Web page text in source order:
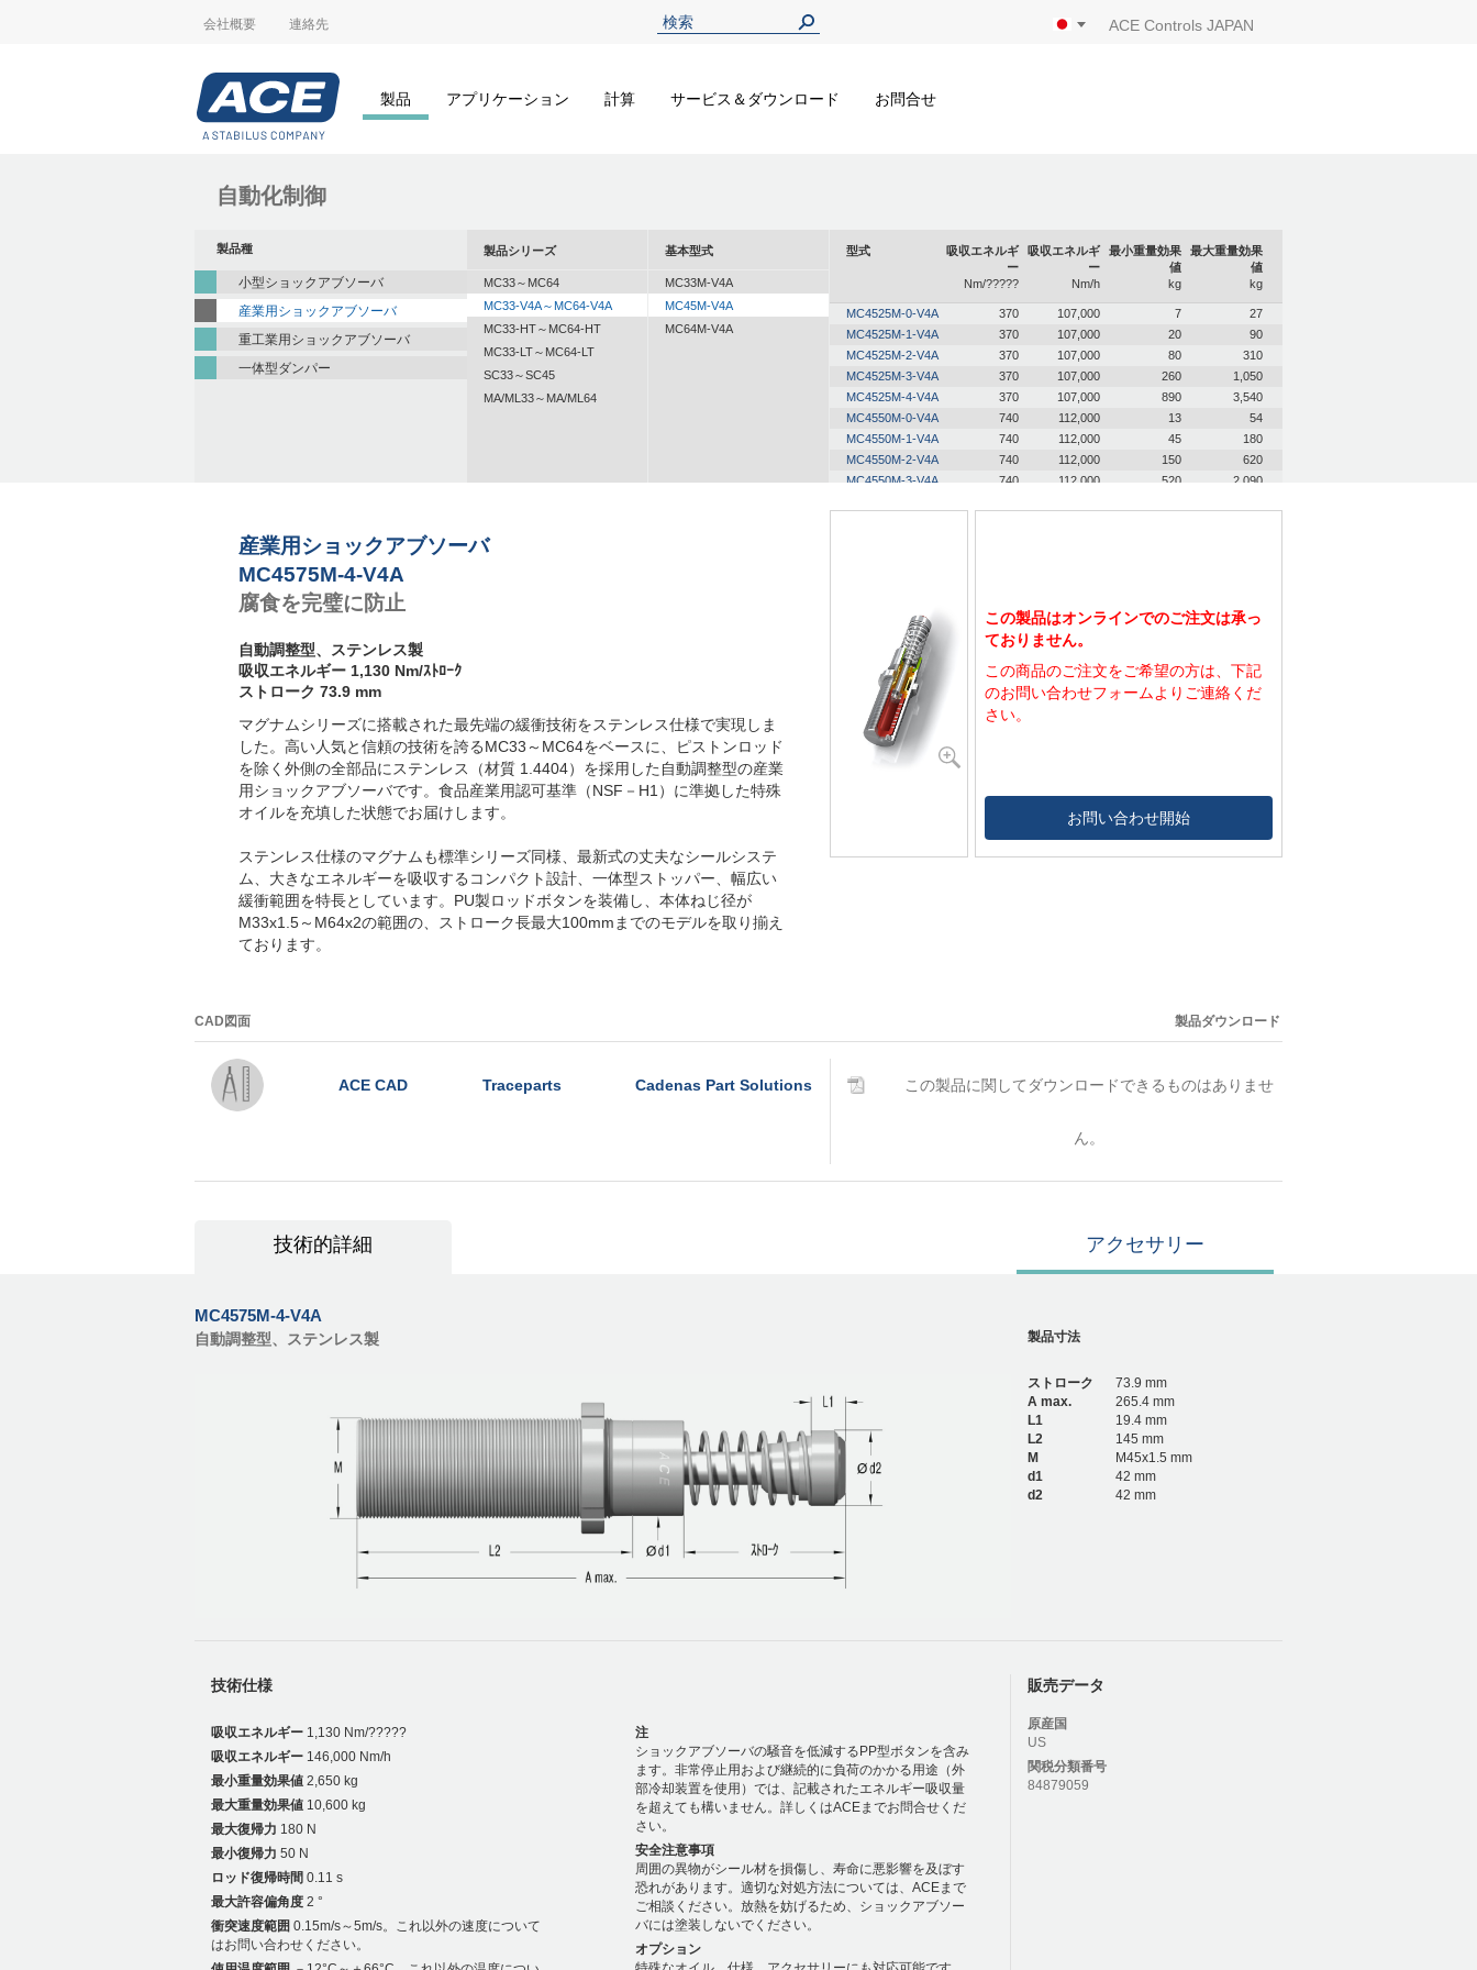
会社概要 連絡先 ACE Controls JAPAN
製品 アプリケーション 計算 サービス＆ダウンロード お問合せ
自動化制御
製品種
小型ショックアブソーバ
産業用ショックアブソーバ
重工業用ショックアブソーバ
一体型ダンパー
製品シリーズ
MC33～MC64
MC33-V4A～MC64-V4A
MC33-HT～MC64-HT
MC33-LT～MC64-LT
SC33～SC45
MA/ML33～MA/ML64
基本型式
MC33M-V4A
MC45M-V4A
MC64M-V4A
型式
吸収エネルギ
ー
Nm/?????
吸収エネルギ
ー
Nm/h
最小重量効果
値
kg
最大重量効果
値
kg
MC4525M-0-V4A 370 107,000 7
27
MC4525M-1-V4A
370 107,000 20
90
MC4525M-2-V4A
370 107,000 80
310
MC4525M-3-V4A
370 107,000 260
1,050
MC4525M-4-V4A
370 107,000 890
3,540
MC4550M-0-V4A
740 112,000 13
54
MC4550M-1-V4A
740 112,000 45
180
MC4550M-2-V4A
740 112,000 150
620
MC4550M-3-V4A
740 112,000 520
2,090
産業用ショックアブソーバ
MC4575M-4-V4A
腐食を完璧に防止
自動調整型、ステンレス製
吸収エネルギー 1,130 Nm/ｽﾄﾛｰｸ
ストローク 73.9 mm
マグナムシリーズに搭載された最先端の緩衝技術をステンレス仕様で実現しま
した。高い人気と信頼の技術を誇るMC33～MC64をベースに、ピストンロッド
を除く外側の全部品にステンレス（材質 1.4404）を採用した自動調整型の産業
用ショックアブソーバです。食品産業用認可基準（NSF－H1）に準拠した特殊
オイルを充填した状態でお届けします。
ステンレス仕様のマグナムも標準シリーズ同様、最新式の丈夫なシールシステ
ム、大きなエネルギーを吸収するコンパクト設計、一体型ストッパー、幅広い
緩衝範囲を特長としています。PU製ロッドボタンを装備し、本体ねじ径が
M33x1.5～M64x2の範囲の、ストローク長最大100mmまでのモデルを取り揃え
ております。
この製品はオンラインでのご注文は承っ
ておりません。
この商品のご注文をご希望の方は、下記
のお問い合わせフォームよりご連絡くだ
さい。
お問い合わせ開始
CAD図面 製品ダウンロード
ACE CAD Traceparts Cadenas Part Solutions この製品に関してダウンロードできるものはありませ
ん。
技術的詳細 アクセサリー
MC4575M-4-V4A
自動調整型、ステンレス製 製品寸法
ストローク
73.9 mm
A max.
265.4 mm
L1
19.4 mm
L2
145 mm
M
M45x1.5 mm
d1
42 mm
d2
42 mm
技術仕様
吸収エネルギー 1,130 Nm/?????
吸収エネルギー 146,000 Nm/h
最小重量効果値 2,650 kg
最大重量効果値 10,600 kg
最大復帰力 180 N
最小復帰力 50 N
ロッド復帰時間 0.11 s
最大許容偏角度 2 °
衝突速度範囲 0.15m/s～5m/s。これ以外の速度について
はお問い合わせください。
注
ショックアブソーバの騒音を低減するPP型ボタンを含み
ます。非常停止用および継続的に負荷のかかる用途（外
部冷却装置を使用）では、記載されたエネルギー吸収量
を超えても構いません。詳しくはACEまでお問合せくだ
さい。
安全注意事項
周囲の異物がシール材を損傷し、寿命に悪影響を及ぼす
恐れがあります。適切な対処方法については、ACEまで
ご相談ください。放熱を妨げるため、ショックアブソー
バには塗装しないでください。
オプション
販売データ
原産国
US
関税分類番号
84879059